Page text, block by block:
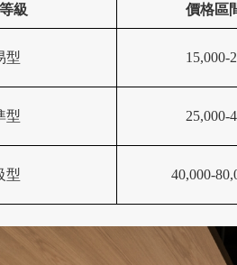
級 價格區
型 15,000-
型 25,000-
型 40,000-